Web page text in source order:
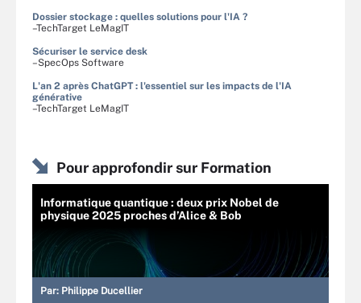
Dossier stockage : quelles solutions pour l'IA ?
–TechTarget LeMagIT
Sécuriser le service desk
–SpecOps Software
L'an 2 après ChatGPT : l'essentiel sur les impacts de l'IA
générative
–TechTarget LeMagIT
Pour approfondir sur Formation
Informatique quantique : deux prix Nobel de
physique 2025 proches d’Alice & Bob
Par: Philippe Ducellier